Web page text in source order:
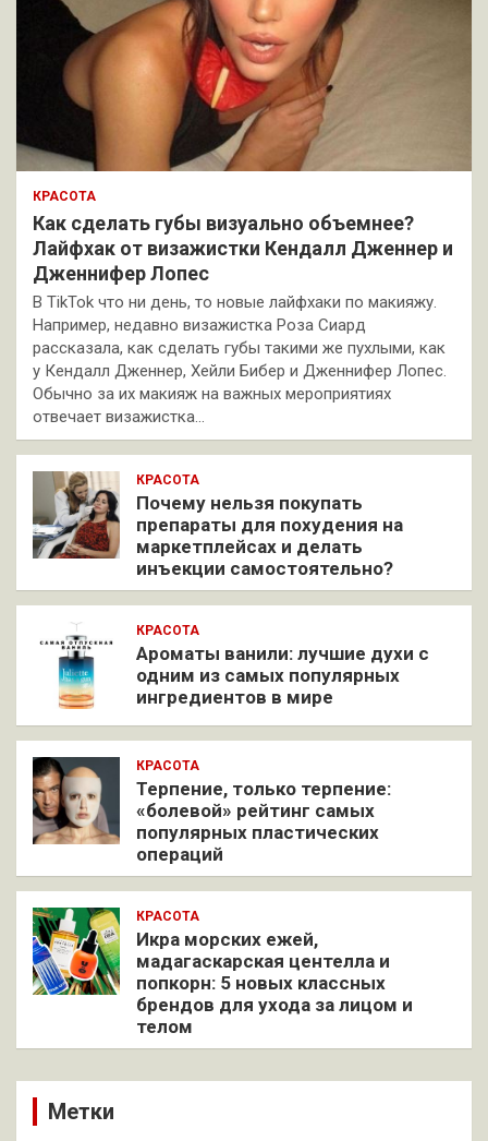
КРАСОТА
Как сделать губы визуально объемнее?
Лайфхак от визажистки Кендалл Дженнер и
Дженнифер Лопес
В TikTok что ни день, то новые лайфхаки по макияжу.
Например, недавно визажистка Роза Сиард
рассказала, как сделать губы такими же пухлыми, как
у Кендалл Дженнер, Хейли Бибер и Дженнифер Лопес.
Обычно за их макияж на важных мероприятиях
отвечает визажистка…
КРАСОТА
Почему нельзя покупать
препараты для похудения на
маркетплейсах и делать
инъекции самостоятельно?
КРАСОТА
Ароматы ванили: лучшие духи с
одним из самых популярных
ингредиентов в мире
КРАСОТА
Терпение, только терпение:
«болевой» рейтинг самых
популярных пластических
операций
КРАСОТА
Икра морских ежей,
мадагаскарская центелла и
попкорн: 5 новых классных
брендов для ухода за лицом и
телом
Метки